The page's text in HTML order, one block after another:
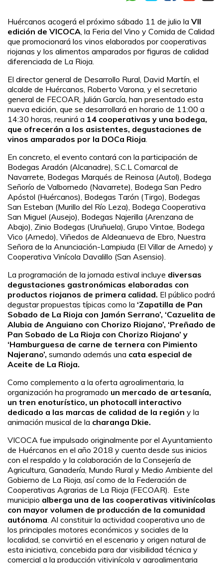
Huércanos acogerá el próximo sábado 11 de julio la VII
edición de VICOCA , la Feria del Vino y Comida de Calidad
que promocionará los vinos elaborados por cooperativas
riojanas y los alimentos amparados por figuras de calidad
diferenciada de La Rioja.
El director general de Desarrollo Rural, David Martín, el
alcalde de Huércanos, Roberto Varona, y el secretario
general de FECOAR, Julián García, han presentado esta
nueva edición, que se desarrollará en horario de 11:00 a
14:30 horas, reunirá a 14 cooperativas y una bodega,
que ofrecerán a los asistentes, degustaciones de
vinos amparados por la DOCa Rioja
En concreto, el evento contará con la participación de
Bodegas Aradón (Alcanadre), S.C.L Comarcal de
Navarrete, Bodegas Marqués de Reinosa (Autol), Bodega
Señorío de Valbornedo (Navarrete), Bodega San Pedro
Apóstol (Huércanos), Bodegas Tarón (Tirgo), Bodegas
San Esteban (Murillo del Río Leza), Bodega Cooperativa
San Miguel (Ausejo), Bodegas Najerilla (Arenzana de
Abajo), Zinio Bodegas (Uruñuela), Grupo Vintae, Bodega
Vico (Arnedo), Viñedos de Aldeanueva de Ebro, Nuestra
Señora de la Anunciación-Lampiuda (El Villar de Arnedo) y
Cooperativa Vinícola Davalillo (San Asensio).
La programación de la jornada estival incluye diversas
degustaciones gastronómicas elaboradas con
productos riojanos de primera calidad. El público podrá
degustar propuestas típicas como la ‘Zapatilla de Pan
Sobado de La Rioja con Jamón Serrano’, ‘Cazuelita de
Alubia de Anguiano con Chorizo Riojano’, ‘Preñado de
Pan Sobado de La Rioja con Chorizo Riojano’ y
‘Hamburguesa de carne de ternera con Pimiento
Najerano’, sumando además una cata especial de
Aceite de La Rioja.
Como complemento a la oferta agroalimentaria, la
organización ha programado un mercado de artesanía,
un tren enoturístico, un photocall interactivo
dedicado a las marcas de calidad de la región y la
animación musical de la charanga Dkie.
VICOCA fue impulsado originalmente por el Ayuntamiento
de Huércanos en el año 2018 y cuenta desde sus inicios
con el respaldo y la colaboración de la Consejería de
Agricultura, Ganadería, Mundo Rural y Medio Ambiente del
Gobierno de La Rioja, así como de la Federación de
Cooperativas Agrarias de La Rioja (FECOAR). Este
municipio alberga una de las cooperativas vitivinícolas
con mayor volumen de producción de la comunidad
autónoma . Al constituir la actividad cooperativa uno de
los principales motores económicos y sociales de la
localidad, se convirtió en el escenario y origen natural de
esta iniciativa, concebida para dar visibilidad técnica y
comercial a la producción vitivinícola y agroalimentaria